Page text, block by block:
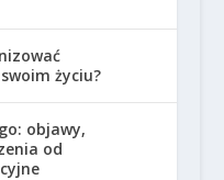
życiu?
objawy,
od